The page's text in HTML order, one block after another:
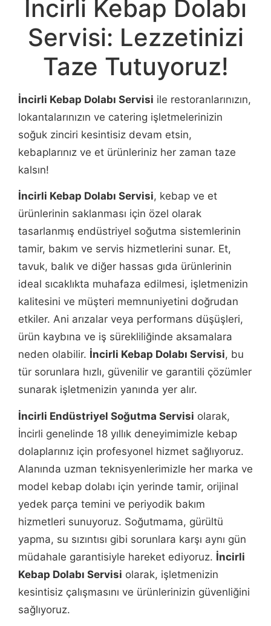
İncirli Kebap Dolabı
Servisi: Lezzetinizi
Taze Tutuyoruz!
İncirli Kebap Dolabı Servisi ile restoranlarınızın,
lokantalarınızın ve catering işletmelerinizin
soğuk zinciri kesintisiz devam etsin,
kebaplarınız ve et ürünleriniz her zaman taze
kalsın!
İncirli Kebap Dolabı Servisi, kebap ve et
ürünlerinin saklanması için özel olarak
tasarlanmış endüstriyel soğutma sistemlerinin
tamir, bakım ve servis hizmetlerini sunar. Et,
tavuk, balık ve diğer hassas gıda ürünlerinin
ideal sıcaklıkta muhafaza edilmesi, işletmenizin
kalitesini ve müşteri memnuniyetini doğrudan
etkiler. Ani arızalar veya performans düşüşleri,
ürün kaybına ve iş sürekliliğinde aksamalara
neden olabilir. İncirli Kebap Dolabı Servisi, bu
tür sorunlara hızlı, güvenilir ve garantili çözümler
sunarak işletmenizin yanında yer alır.
İncirli Endüstriyel Soğutma Servisi olarak,
İncirli genelinde 18 yıllık deneyimimizle kebap
dolaplarınız için profesyonel hizmet sağlıyoruz.
Alanında uzman teknisyenlerimizle her marka ve
model kebap dolabı için yerinde tamir, orijinal
yedek parça temini ve periyodik bakım
hizmetleri sunuyoruz. Soğutmama, gürültü
yapma, su sızıntısı gibi sorunlara karşı aynı gün
müdahale garantisiyle hareket ediyoruz. İncirli
Kebap Dolabı Servisi olarak, işletmenizin
kesintisiz çalışmasını ve ürünlerinizin güvenliğini
sağlıyoruz.